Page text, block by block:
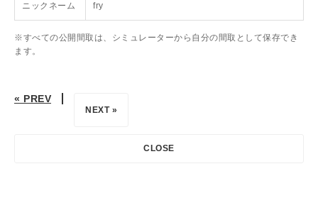
ニックネーム fry
※すべての公開間取は、シミュレーターから自分の間取として保存でき
ます。
« PREV
NEXT »
CLOSE